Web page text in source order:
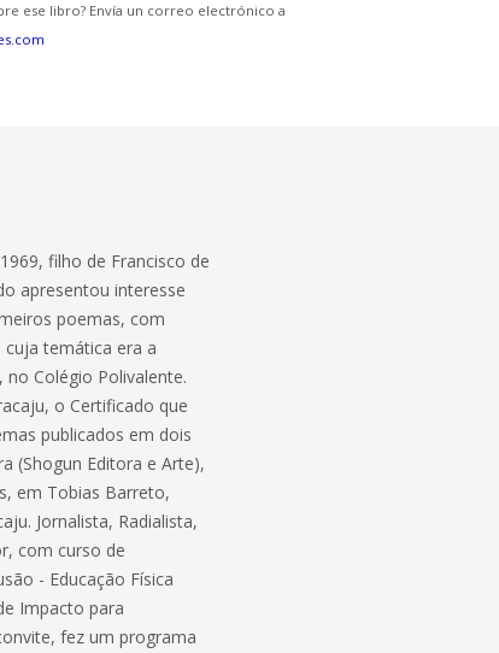
ese libro? Envía un correo electrónico a
filho de Francisco de
apresentou interesse
poemas, com
temática era a
Colégio Polivalente.
o Certificado que
publicados em dois
(Shogun Editora e Arte),
em Tobias Barreto,
Jornalista, Radialista,
com curso de
- Educação Física
Impacto para
fez um programa